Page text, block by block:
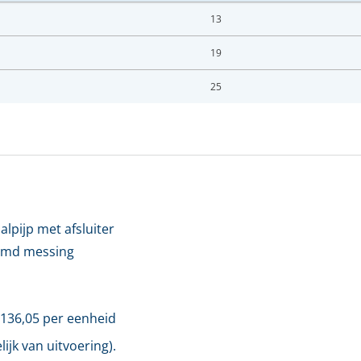
13
19
25
met afsluiter
messing
136,05 per eenheid
van uitvoering).
Vul onderstaand formulier in om in te loggen
*